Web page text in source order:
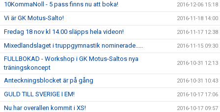
10KommaNoll - 5 pass finns nu att boka! 2016-12-06 15:18
Vi är GK Motus-Salto! 2016-11-18 14:00
Fredag 18 nov kl 14.00 släpps hela videon! 2016-11-17 12:38
Mixedlandslaget i truppgymnastik nominerade..... 2016-11-15 09:30
FULLBOKAD - Workshop i GK Motus-Saltos nya
träningskoncept
2016-10-31 12:13
Anteckningsblocket är på gång 2016-10-31 10:43
GULD TILL SVERIGE I EM! 2016-10-17 17:06
Nu har overallen kommit i XS! 2016-10-17 09:57